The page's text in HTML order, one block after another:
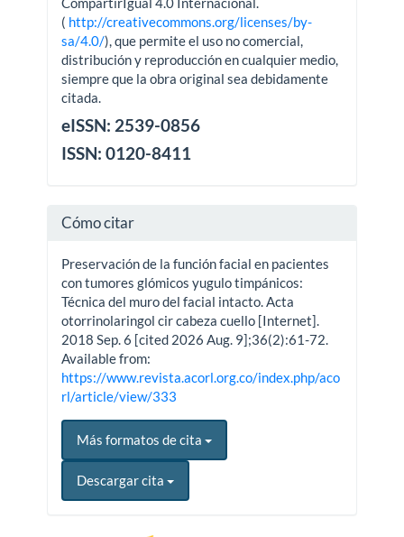
( http://creativecommons.org/licenses/by-
sa/4.0/), que permite el uso no comercial,
distribución y reproducción en cualquier medio,
siempre que la obra original sea debidamente
citada.
eISSN: 2539-0856
ISSN: 0120-8411
Cómo citar
Preservación de la función facial en pacientes
con tumores glómicos yugulo timpánicos:
Técnica del muro del facial intacto. Acta
otorrinolaringol cir cabeza cuello [Internet].
2018 Sep. 6 [cited 2026 Aug. 9];36(2):61-72.
Available from:
https://www.revista.acorl.org.co/index.php/aco
rl/article/view/333
Más formatos de cita
Descargar cita